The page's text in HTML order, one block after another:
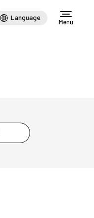
Language
Menu